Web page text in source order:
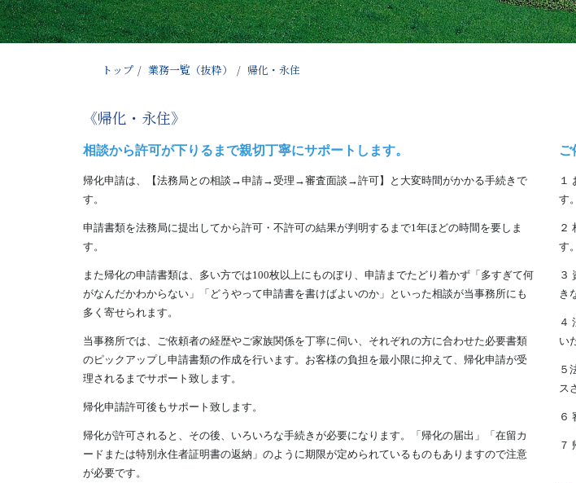
トップ 業務一覧（抜粋） 帰化・永住
《帰化・永住》
相談から許可が下りるまで親切丁寧にサポートします。
帰化申請は、【法務局との相談→申請→受理→審査面談→許可】と大変時間がかかる手続きで
す。
申請書類を法務局に提出してから許可・不許可の結果が判明するまで1年ほどの時間を要しま
す。
また帰化の申請書類は、多い方では100枚以上にものぼり、申請までたどり着かず「多すぎて何
がなんだかわからない」「どうやって申請書を書けばよいのか」といった相談が当事務所にも
多く寄せられます。
当事務所では、ご依頼者の経歴やご家族関係を丁寧に伺い、それぞれの方に合わせた必要書類
のピックアップし申請書類の作成を行います。お客様の負担を最小限に抑えて、帰化申請が受
理されるまでサポート致します。
帰化申請許可後もサポート致します。
帰化が許可されると、その後、いろいろな手続きが必要になります。「帰化の届出」「在留カ
ードまたは特別永住者証明書の返納」のように期限が定められているものもありますので注意
が必要です。
ご
１
す。
２
す
３
き
４
い
５
ス
６
７